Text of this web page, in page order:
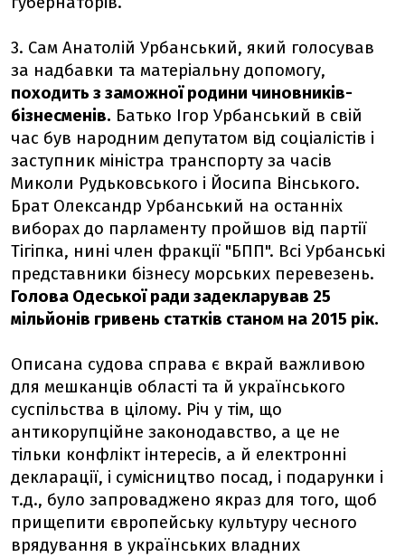
3. Сам Анатолій Урбанський, який голосував
за надбавки та матеріальну допомогу,
походить з заможної родини чиновників-
бізнесменів. Батько Ігор Урбанський в свій
час був народним депутатом від соціалістів і
заступник міністра транспорту за часів
Миколи Рудьковського і Йосипа Вінського.
Брат Олександр Урбанський на останніх
виборах до парламенту пройшов від партії
Тігіпка, нині член фракції "БПП". Всі Урбанські
представники бізнесу морських перевезень.
Голова Одеської ради задекларував 25
мільйонів гривень статків станом на 2015 рік.
Описана судова справа є вкрай важливою
для мешканців області та й українського
суспільства в цілому. Річ у тім, що
антикорупційне законодавство, а це не
тільки конфлікт інтересів, а й електронні
декларації, і сумісництво посад, і подарунки і
т.д., було запроваджено якраз для того, щоб
прищепити європейську культуру чесного
врядування в українських владних